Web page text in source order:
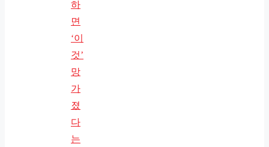
하
면
‘이
것’
망
가
졌
다
는